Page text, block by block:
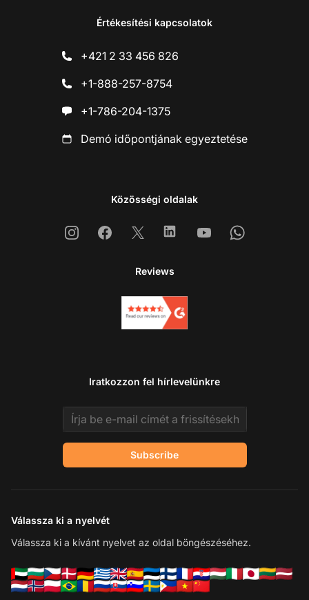
Értékesítési kapcsolatok
+421 2 33 456 826
+1-888-257-8754
+1-786-204-1375
Demó időpontjának egyeztetése
Közösségi oldalak
InstagramFacebook
X LinkedinYoutubeWhatsapp
Reviews
Iratkozzon fel hírlevelünkre
Email address
Subscribe
Válassza ki a nyelvét
Válassza ki a kívánt nyelvet az oldal böngészéséhez.